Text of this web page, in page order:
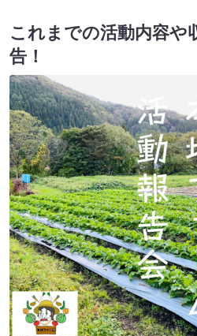
これまでの活動内容や
告！